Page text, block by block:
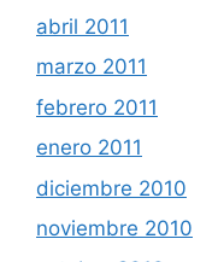
abril 2011
marzo 2011
febrero 2011
enero 2011
diciembre 2010
noviembre 2010